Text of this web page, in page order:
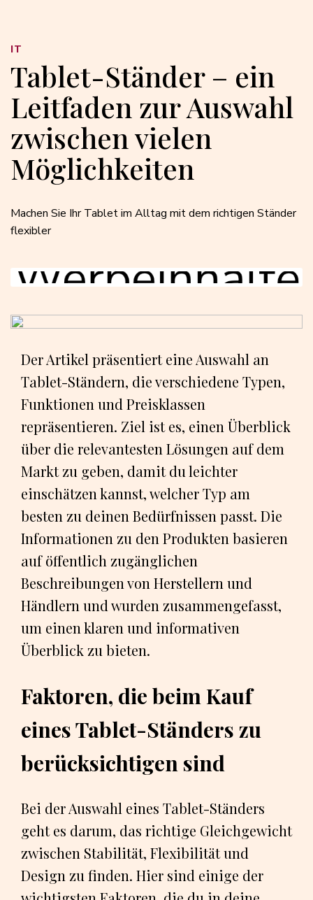
Tablet-Ständer – ein
Leitfaden zur Auswahl
zwischen vielen
Möglichkeiten
Machen Sie Ihr Tablet im Alltag mit dem richtigen Ständer
flexibler
IT
Der Artikel präsentiert eine Auswahl an
Tablet-Ständern, die verschiedene Typen,
Funktionen und Preisklassen
repräsentieren. Ziel ist es, einen Überblick
über die relevantesten Lösungen auf dem
Markt zu geben, damit du leichter
einschätzen kannst, welcher Typ am
besten zu deinen Bedürfnissen passt. Die
Informationen zu den Produkten basieren
auf öffentlich zugänglichen
Beschreibungen von Herstellern und
Händlern und wurden zusammengefasst,
um einen klaren und informativen
Überblick zu bieten.
Faktoren, die beim Kauf
eines Tablet-Ständers zu
berücksichtigen sind
Bei der Auswahl eines Tablet-Ständers
geht es darum, das richtige Gleichgewicht
zwischen Stabilität, Flexibilität und
Design zu finden. Hier sind einige der